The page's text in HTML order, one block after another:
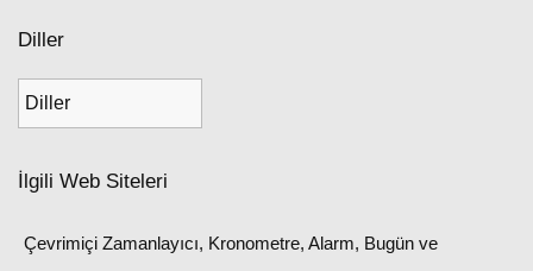
Diller
İlgili Web Siteleri
Çevrimiçi Zamanlayıcı, Kronometre, Alarm, Bugün ve